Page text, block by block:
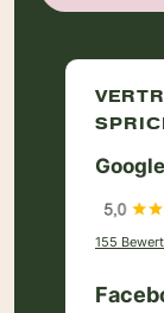
Google
155